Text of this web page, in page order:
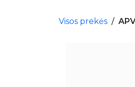
Visos prekės